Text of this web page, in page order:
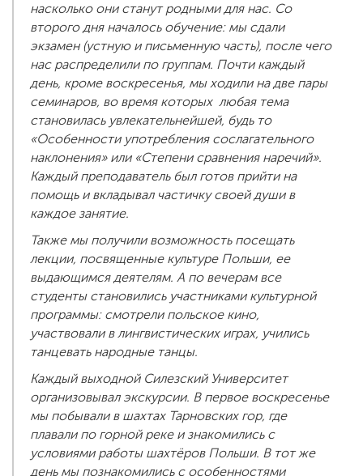
насколько они станут родными для нас. Со
второго дня началось обучение: мы сдали
экзамен (устную и письменную часть), после чего
нас распределили по группам. Почти каждый
день, кроме воскресенья, мы ходили на две пары
семинаров, во время которых любая тема
становилась увлекательнейшей, будь то
«Особенности употребления сослагательного
наклонения» или «Степени сравнения наречий».
Каждый преподаватель был готов прийти на
помощь и вкладывал частичку своей души в
каждое занятие.
Также мы получили возможность посещать
лекции, посвященные культуре Польши, ее
выдающимся деятелям. А по вечерам все
студенты становились участниками культурной
программы: смотрели польское кино,
участвовали в лингвистических играх, учились
танцевать народные танцы.
Каждый выходной Силезский Университет
организовывал экскурсии. В первое воскресенье
мы побывали в шахтах Тарновских гор, где
плавали по горной реке и знакомились с
условиями работы шахтёров Польши. В тот же
день мы познакомились с особенностями